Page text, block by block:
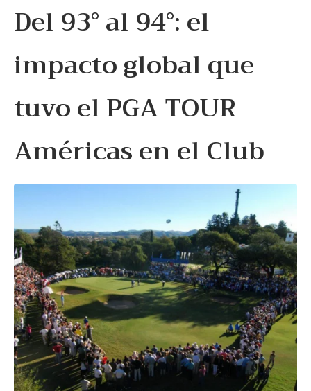
Del 93° al 94°: el
impacto global que
tuvo el PGA TOUR
Américas en el Club